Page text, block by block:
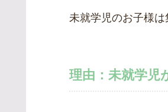
未就学児のお子様
理由：未就学児